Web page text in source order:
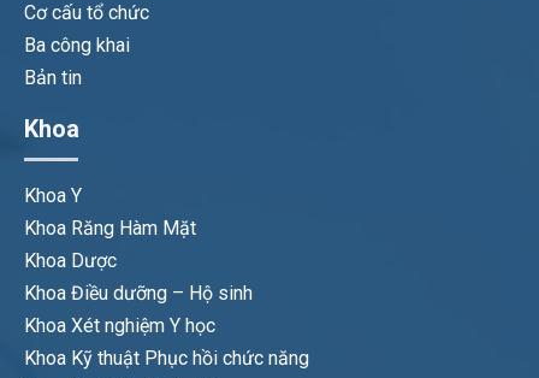
Cơ cấu tổ chức
Ba công khai
Bản tin
Khoa
Khoa Y
Khoa Răng Hàm Mặt
Khoa Dược
Khoa Điều dưỡng – Hộ sinh
Khoa Xét nghiệm Y học
Khoa Kỹ thuật Phục hồi chức năng